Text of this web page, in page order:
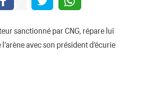
sanctionné par CNG, répare lui
avec son président d’écurie